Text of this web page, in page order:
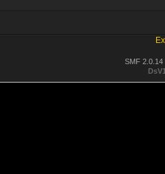
SMF 2.0.14